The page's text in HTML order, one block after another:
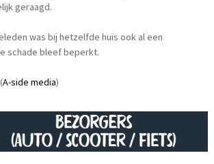
geraagd.
was bij hetzelfde huis ook al een
schade bleef beperkt.
(A-side media)